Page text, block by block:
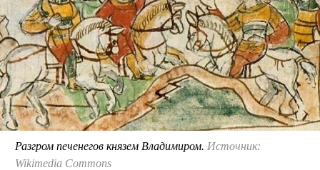
Разгром печенегов князем Владимиром. Источник:
Wikimedia Commons